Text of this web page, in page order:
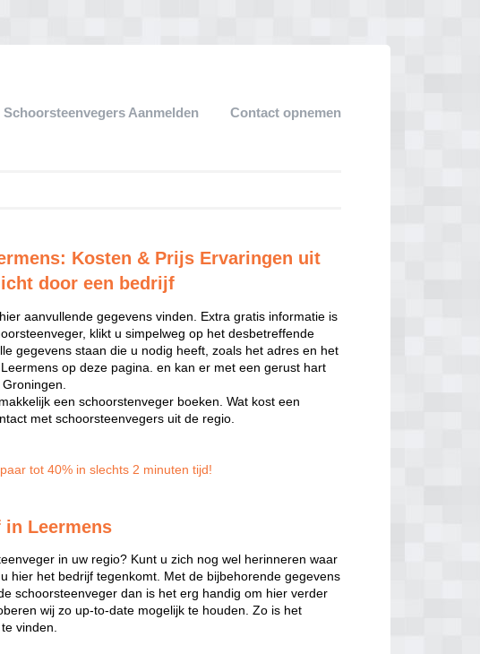
Schoorsteenvegers Aanmelden Contact opnemen
Kosten & Prijs Ervaringen uit
door een bedrijf
aanvullende gegevens vinden. Extra gratis informatie is
klikt u simpelweg op het desbetreffende
gegevens staan die u nodig heeft, zoals het adres en het
op deze pagina. en kan er met een gerust hart
een schoorstenveger boeken. Wat kost een
met schoorsteenvegers uit de regio.
tot 40% in slechts 2 minuten tijd!
in Leermens
in uw regio? Kunt u zich nog wel herinneren waar
hier het bedrijf tegenkomt. Met de bijbehorende gegevens
schoorsteenveger dan is het erg handig om hier verder
wij zo up-to-date mogelijk te houden. Zo is het
vinden.